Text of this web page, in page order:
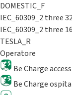
DOMESTIC_F
IEC_60309_2 three
IEC_60309_2 three 16
TESLA_R
Operatore
Be Charge
Be Charge